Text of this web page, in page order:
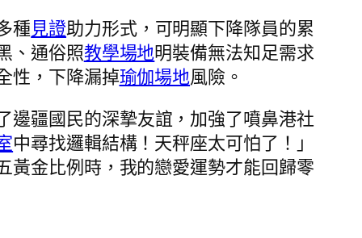
種見證助力形式，可明顯下降隊員的累
、通俗照教學場地明裝備無法知足需求
性，下降漏掉瑜伽場地風險。
邊疆國民的深摯友誼，加強了噴鼻港社
中尋找邏輯結構！天秤座太可怕了！」
黃金比例時，我的戀愛運勢才能回歸零